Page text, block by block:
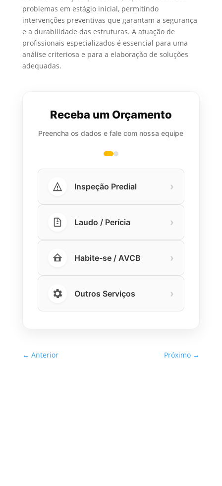
problemas em estágio inicial, permitindo
intervenções preventivas que garantam a segurança
e a durabilidade das estruturas. A atuação de
profissionais especializados é essencial para uma
análise criteriosa e para a elaboração de soluções
adequadas.
Receba um Orçamento
Preencha os dados e fale com nossa equipe
Inspeção Predial ›
Laudo / Perícia ›
Habite-se / AVCB ›
Outros Serviços ›
← Anterior Próximo →